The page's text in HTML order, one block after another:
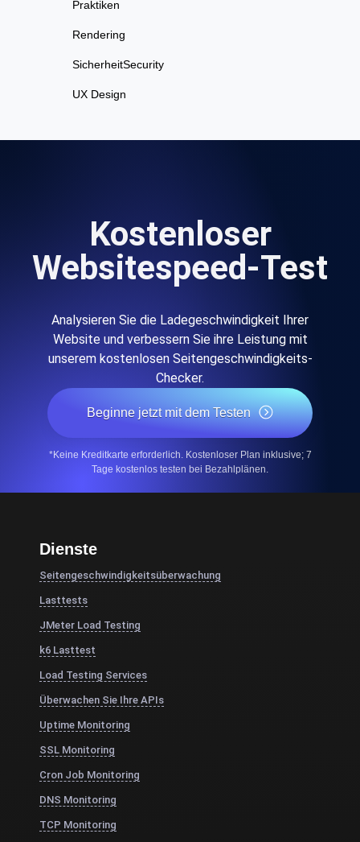
Praktiken
Rendering
SicherheitSecurity
UX Design
Kostenloser
Websitespeed-Test
Analysieren Sie die Ladegeschwindigkeit Ihrer
Website und verbessern Sie ihre Leistung mit
unserem kostenlosen Seitengeschwindigkeits-
Checker.
Beginne jetzt mit dem Testen
*Keine Kreditkarte erforderlich. Kostenloser Plan inklusive; 7
Tage kostenlos testen bei Bezahlplänen.
Dienste
Seitengeschwindigkeitsüberwachung
Lasttests
JMeter Load Testing
k6 Lasttest
Load Testing Services
Überwachen Sie Ihre APIs
Uptime Monitoring
SSL Monitoring
Cron Job Monitoring
DNS Monitoring
TCP Monitoring